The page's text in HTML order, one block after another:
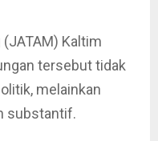
Kaltim
tersebut tidak
melainkan
substantif.